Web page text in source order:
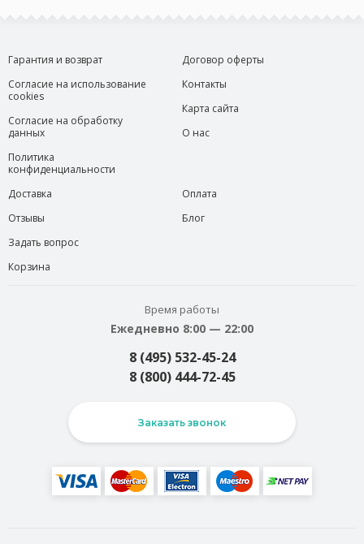
Гарантия и возврат
Согласие на использование
cookies
Согласие на обработку
данных
Политика
конфиденциальности
Договор оферты
Контакты
Карта сайта
О нас
Доставка
Отзывы
Задать вопрос
Корзина
Оплата
Блог
Время работы
Ежедневно 8:00 — 22:00
8 (495) 532-45-24
8 (800) 444-72-45
Заказать звонок